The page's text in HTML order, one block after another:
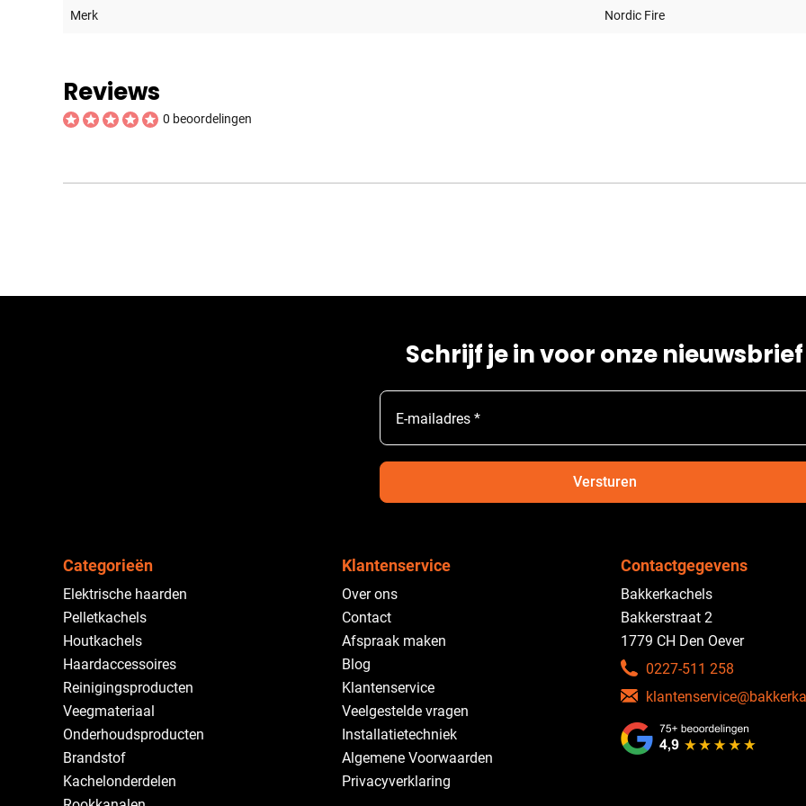
Merk Nordic Fire
Reviews
0 beoordelingen
Schrijf je in voor onze nieuwsbrief
E-mailadres *
Versturen
Categorieën
Elektrische haarden
Pelletkachels
Houtkachels
Haardaccessoires
Reinigingsproducten
Veegmateriaal
Onderhoudsproducten
Brandstof
Kachelonderdelen
Klantenservice
Over ons
Contact
Afspraak maken
Blog
Klantenservice
Veelgestelde vragen
Installatietechniek
Algemene Voorwaarden
Privacyverklaring
Contactgegevens
Bakkerkachels
Bakkerstraat 2
1779 CH Den Oever
0227-511 258